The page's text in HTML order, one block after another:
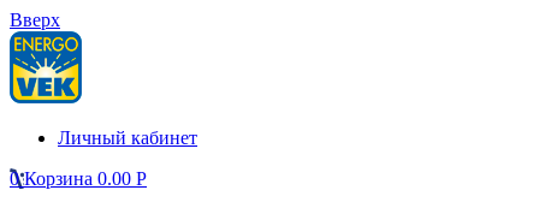
Вверх
Личный кабинет
0 Корзина 0.00 Р